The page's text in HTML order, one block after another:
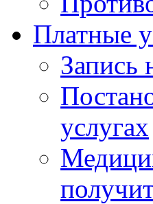
Платные
Запись
услугах